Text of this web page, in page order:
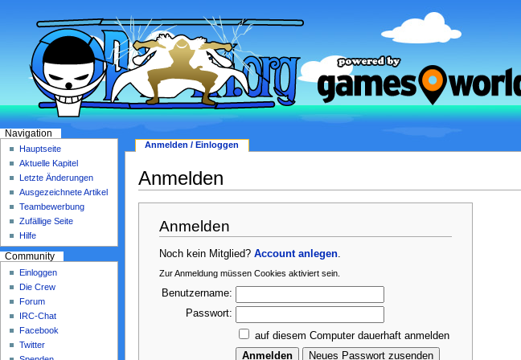
Anmelden
Anmelden
Noch kein Mitglied?Account anlegen
Zur Anmeldung müssen Cookies aktiviert sein.
Benutzername:
Passwort:
auf diesem Computer dauerhaft anmelden
Anmelden / Einloggen
Navigation
Hauptseite
Aktuelle Kapitel
Letzte Änderungen
Ausgezeichnete Artikel
Teambewerbung
Zufällige Seite
Hilfe
Community
Einloggen
Die Crew
Forum
IRC-Chat
Facebook
Twitter